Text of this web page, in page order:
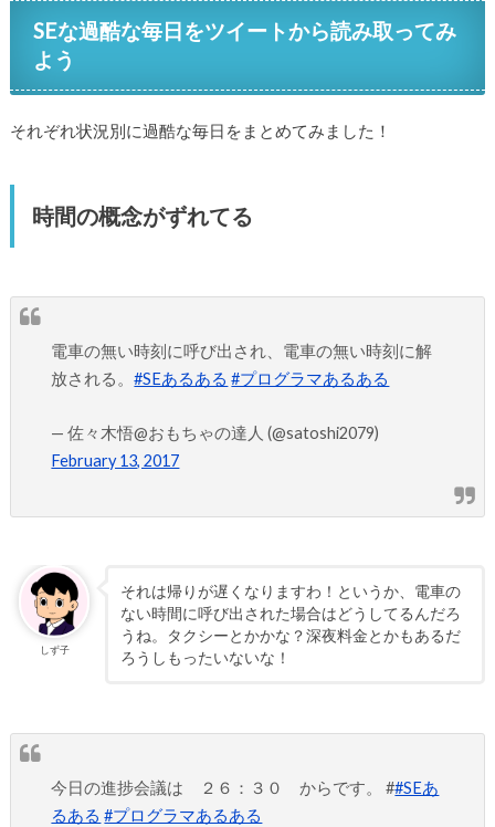
SEな過酷な毎日をツイートから読み取ってみ
よう
それぞれ状況別に過酷な毎日をまとめてみました！
時間の概念がずれてる
電車の無い時刻に呼び出され、電車の無い時刻に解
放される。#SEあるある #プログラマあるある
— 佐々木悟@おもちゃの達人 (@satoshi2079)
February 13, 2017
しず子
それは帰りが遅くなりますわ！というか、電車の
ない時間に呼び出された場合はどうしてるんだろ
うね。タクシーとかかな？深夜料金とかもあるだ
ろうしもったいないな！
今日の進捗会議は ２６：３０ からです。 ##SEあ
るある #プログラマあるある